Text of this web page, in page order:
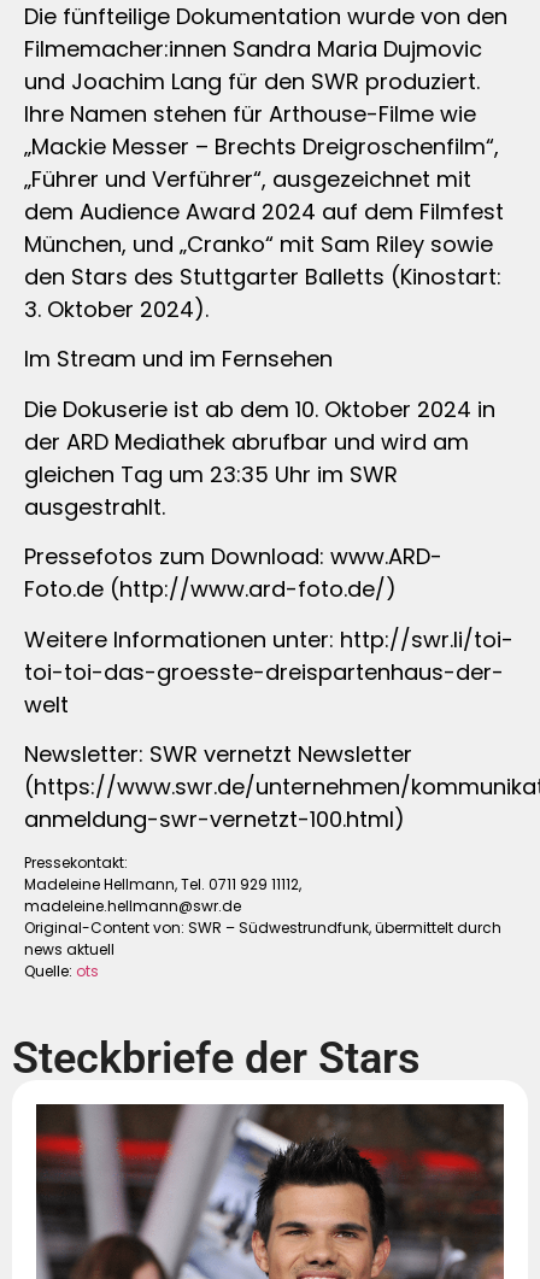
Die fünfteilige Dokumentation wurde von den
Filmemacher:innen Sandra Maria Dujmovic
und Joachim Lang für den SWR produziert.
Ihre Namen stehen für Arthouse-Filme wie
„Mackie Messer – Brechts Dreigroschenfilm“,
„Führer und Verführer“, ausgezeichnet mit
dem Audience Award 2024 auf dem Filmfest
München, und „Cranko“ mit Sam Riley sowie
den Stars des Stuttgarter Balletts (Kinostart:
3. Oktober 2024).
Im Stream und im Fernsehen
Die Dokuserie ist ab dem 10. Oktober 2024 in
der ARD Mediathek abrufbar und wird am
gleichen Tag um 23:35 Uhr im SWR
ausgestrahlt.
Pressefotos zum Download: www.ARD-
Foto.de (http://www.ard-foto.de/)
Weitere Informationen unter: http://swr.li/toi-
toi-toi-das-groesste-dreispartenhaus-der-
welt
Newsletter: SWR vernetzt Newsletter
(https://www.swr.de/unternehmen/
anmeldung-swr-vernetzt-100.html)
Pressekontakt:
Madeleine Hellmann, Tel. 0711 929 11112,
madeleine.hellmann@swr.de
Original-Content von: SWR – Südwestrundfunk, übermittelt durch
news aktuell
Quelle: ots
Steckbriefe der Stars